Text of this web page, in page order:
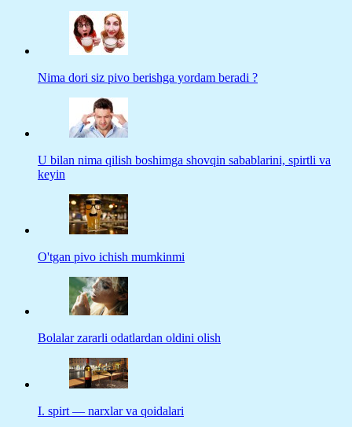
Nima dori siz pivo berishga yordam beradi ?
U bilan nima qilish boshimga shovqin sabablarini, spirtli va
keyin
O'tgan pivo ichish mumkinmi
Bolalar zararli odatlardan oldini olish
I. spirt — narxlar va qoidalari